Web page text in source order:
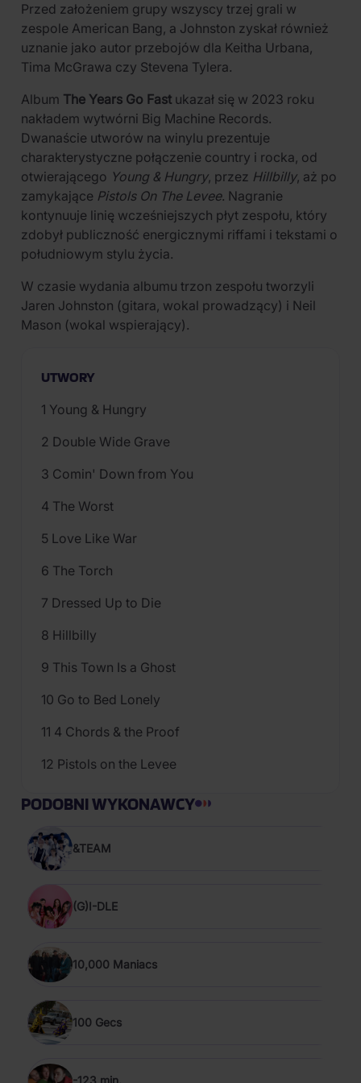
Przed założeniem grupy wszyscy trzej grali w
zespole American Bang, a Johnston zyskał również
uznanie jako autor przebojów dla Keitha Urbana,
Tima McGrawa czy Stevena Tylera.
Album The Years Go Fast ukazał się w 2023 roku
nakładem wytwórni Big Machine Records.
Dwanaście utworów na winylu prezentuje
charakterystyczne połączenie country i rocka, od
otwierającego Young & Hungry, przez Hillbilly, aż po
zamykające Pistols On The Levee. Nagranie
kontynuuje linię wcześniejszych płyt zespołu, który
zdobył publiczność energicznymi riffami i tekstami o
południowym stylu życia.
W czasie wydania albumu trzon zespołu tworzyli
Jaren Johnston (gitara, wokal prowadzący) i Neil
Mason (wokal wspierający).
UTWORY
1 Young & Hungry
2 Double Wide Grave
3 Comin' Down from You
4 The Worst
5 Love Like War
6 The Torch
7 Dressed Up to Die
8 Hillbilly
9 This Town Is a Ghost
10 Go to Bed Lonely
11 4 Chords & the Proof
12 Pistols on the Levee
PODOBNI WYKONAWCY
&TEAM
(G)I-DLE
10,000 Maniacs
100 Gecs
-123 min.